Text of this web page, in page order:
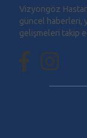
Vizyongöz
güncel haberleri,
gelişmeleri takip